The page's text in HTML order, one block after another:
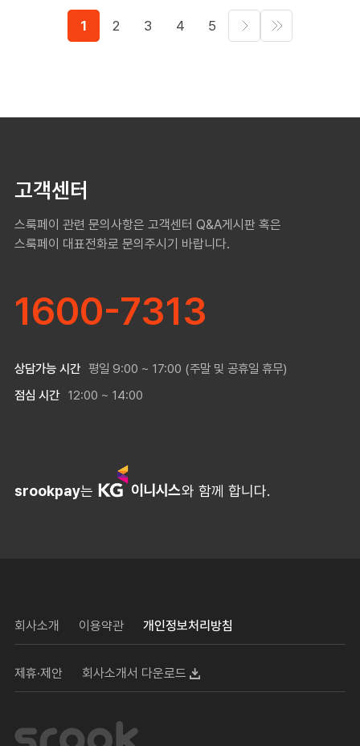
1 2 3 4 5
고객센터
스룩페이 관련 문의사항은 고객센터 Q&A게시판 혹은
스룩페이 대표전화로 문의주시기 바랍니다.
1600-7313
상담가능 시간 평일 9:00 ~ 17:00 (주말 및 공휴일 휴무)
점심 시간 12:00 ~ 14:00
srookpay는 와 함께 합니다.
회사소개 이용약관 개인정보처리방침
제휴·제안 회사소개서 다운로드